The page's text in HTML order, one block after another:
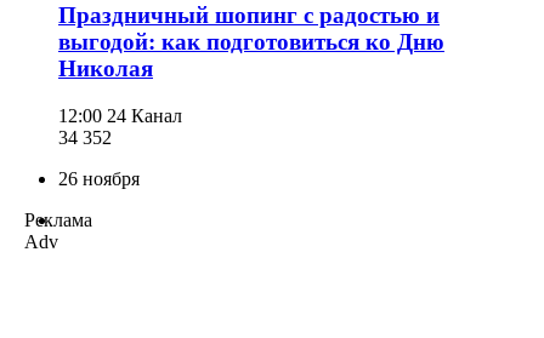
Праздничный шопинг с радостью и
выгодой: как подготовиться ко Дню
Николая
12:00 24 Канал
34 352
26 ноября
Реклама
Adv